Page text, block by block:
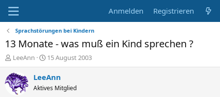
Anmelden Registrieren
Sprachstörungen bei Kindern
13 Monate - was muß ein Kind sprechen ?
E
r
s
t
e
LeeAnn
E
r
s
e
15 August 2003
LeeAnn
Aktives Mitglied